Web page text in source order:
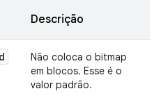
Descrição
Não coloca o bitmap
em blocos. Esse é o
valor padrão.